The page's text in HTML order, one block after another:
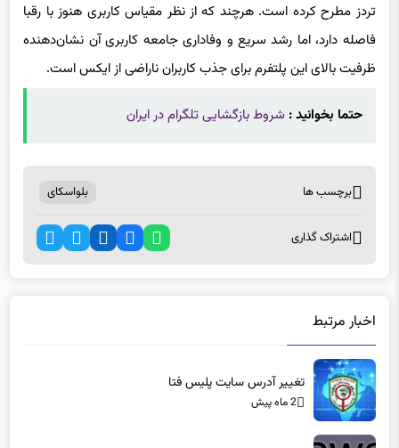
تردز مطرح کرده است. هرچند که از نظر مقیاس کاربری هنوز با رقبا
فاصله دارد، اما رشد سریع و وفاداری جامعه کاربری آن نشان‌دهنده
ظرفیت بالای این پلتفرم برای جذب کاربران ناراضی از ایکس است.
حتما بخوانید : شروط بازگشایی تلگرام در ایران
برچسب ها بلواسکای
اشتراک گذاری
اخبار مرتبط
تغییر آدرس سایت پلیس فتا
2 ماه پیش